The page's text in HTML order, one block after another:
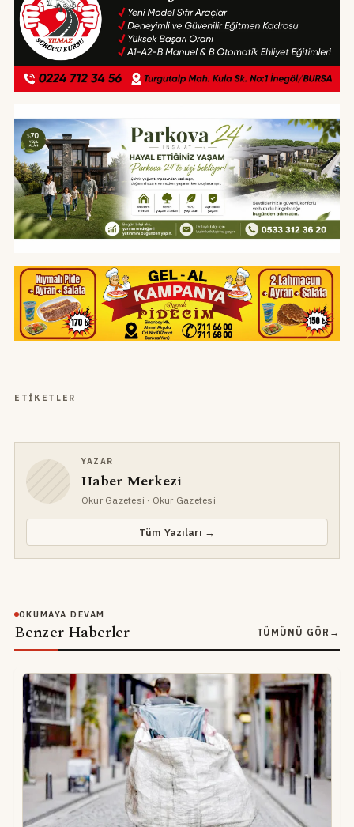
ETIKETLER
YAZAR
Haber Merkezi
Okur Gazetesi · Okur Gazetesi
Tüm Yazıları →
OKUMAYA DEVAM
Benzer Haberler TÜMÜNÜ GÖR →